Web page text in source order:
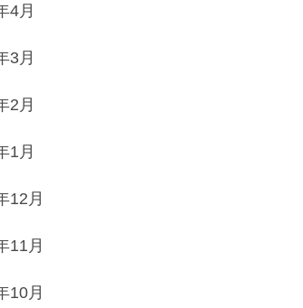
4月
3月
2月
1月
12月
11月
10月